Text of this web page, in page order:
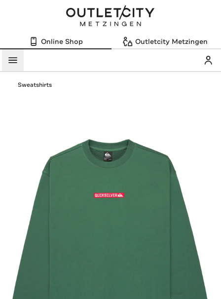
Online Shop Outletcity Metzingen
Menü
Sweatshirts